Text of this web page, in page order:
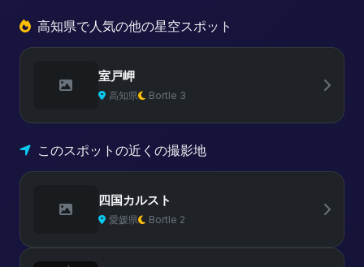
高知県で人気の他の星空スポット
室戸岬
高知県 Bortle 3
このスポットの近くの撮影地
四国カルスト
愛媛県 Bortle 2